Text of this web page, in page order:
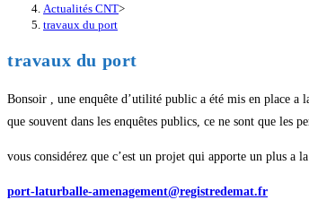
Actualités CNT>
travaux du port
travaux du port
Bonsoir , une enquête d’utilité public a été mis en place a
que souvent dans les enquêtes publics, ce ne sont que les
vous considérez que c’est un projet qui apporte un plus a
port-laturballe-amenagement@registredemat.fr